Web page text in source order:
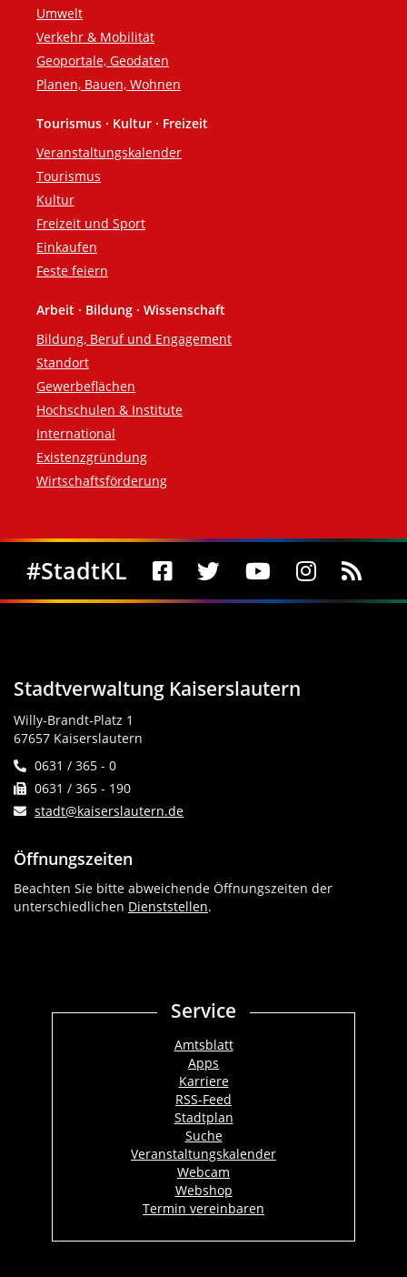
Umwelt
Verkehr & Mobilität
Geoportale, Geodaten
Planen, Bauen, Wohnen
Tourismus · Kultur · Freizeit
Veranstaltungskalender
Tourismus
Kultur
Freizeit und Sport
Einkaufen
Feste feiern
Arbeit · Bildung · Wissenschaft
Bildung, Beruf und Engagement
Standort
Gewerbeflächen
Hochschulen & Institute
International
Existenzgründung
Wirtschaftsförderung
Social Media
#StadtKL
Stadtverwaltung Kaiserslautern
Willy-Brandt-Platz 1
67657 Kaiserslautern
0631 / 365 - 0
0631 / 365 - 190
stadt@kaiserslautern.de
Öffnungszeiten
Beachten Sie bitte abweichende Öffnungszeiten der
unterschiedlichen Dienststellen.
Service
Amtsblatt
Apps
Karriere
RSS-Feed
Stadtplan
Suche
Veranstaltungskalender
Webcam
Webshop
Termin vereinbaren